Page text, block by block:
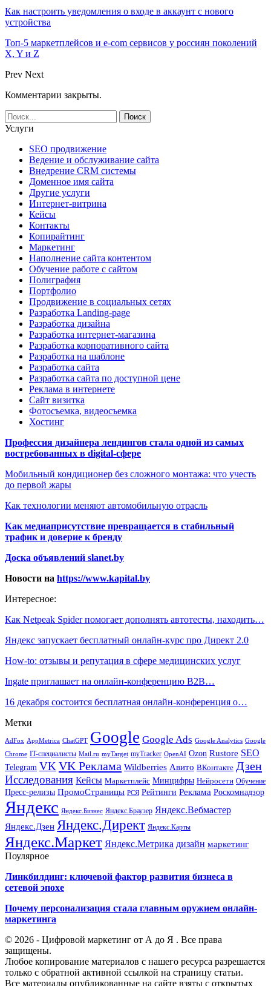
Как настроить уведомления о входе в аккаунт с нового
устройства
Топ-5 маркетплейсов и e-com сервисов у россиян поколений
X, Y и Z
Prev Next
Комментарии закрыты.
Услуги
SEO продвижение
Ведение и обслуживание сайта
Внедрение CRM системы
Доменное имя сайта
Другие услуги
Интернет-витрина
Кейсы
Контакты
Копирайтинг
Маркетинг
Наполнение сайта контентом
Обучение работе с сайтом
Полиграфия
Портфолио
Продвижение в социальных сетях
Разработка Landing-page
Разработка дизайна
Разработка интернет-магазина
Разработка корпоративного сайта
Разработка на шаблоне
Разработка сайта
Разработка сайта по доступной цене
Реклама в интернете
Сайт визитка
Фотосъемка, видеосъемка
Хостинг
Профессия дизайнера лендингов стала одной из самых
востребованных в digital-сфере
Мобильный кондиционер без сложного монтажа: что учесть
до первой жары
Как технологии меняют автомобильную отрасль
Как медиаприсутствие превращается в стабильный
трафик и доверие к бренду
Доска объявлений slanet.by
Новости на https://www.kapital.by
Интересное:
Как Netpeak Spider помогает дополнять автотесты, находить…
Яндекс запускает бесплатный онлайн-курс про Директ 2.0
How-to: отзывы и репутация в сфере медицинских услуг
Ingate приглашает на онлайн-конференцию B2B…
16 декабря состоится бесплатная онлайн-конференция о…
Метки
AdFox AppMetrica ChatGPT Google Google Ads Google Analytics Google
Chrome IT-специалисты Mail.ru myTarget myTracker OpenAI Ozon Rustore SEO
Telegram VK VK Реклама Wildberries Авито ВКонтакте Дзен
Исследования Кейсы Маркетплейс Минцифры Нейросети Обучение
Пресс-релизы ПромоСтраницы РСЯ Рейтинги Реклама Роскомнадзор
Яндекс Яндекс.Бизнес Яндекс.Браузер Яндекс.Вебмастер
Яндекс.Дзен Яндекс.Директ Яндекс.Карты
Яндекс.Маркет Яндекс.Метрика дизайн маркетинг
Поулярное
Линкбилдинг: ключевой фактор развития бизнеса в
сетевой эпохе
Почему персонализация стала главным оружием онлайн-
маркетинга
© 2026 - Цифровой маркетинг от А до Я . Все права
защищены.
Любое копирование материалов с нашего ресурса разрешается
только с обратной активной ссылкой на страницу статьи.
Все материалы опубликованные на сайте взяты с открытых